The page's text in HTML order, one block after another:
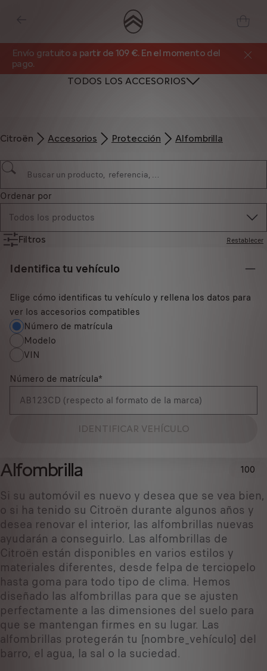
Envío gratuito a partir de 109 €. En el momento del
pago.
TODOS LOS ACCESORIOS
Citroën Accesorios Protección Alfombrilla
Ordenar por
Todos los productos
Filtros Restablecer
Identifica tu vehículo
Elige cómo identificas tu vehículo y rellena los datos para
ver los accesorios compatibles
Número de matrícula
Modelo
VIN
Número de matrícula*
IDENTIFICAR VEHÍCULO
Alfombrilla 100
Si su automóvil es nuevo y desea que se vea bien,
o si ha tenido su Citroën durante algunos años y
desea renovar el interior, las alfombrillas nuevas
ayudarán a conseguirlo. Las alfombrillas de
Citroën están disponibles en varios estilos y
materiales diferentes, desde felpa de terciopelo
hasta goma para todo tipo de clima. Hemos
diseñado las alfombrillas para que se ajusten
perfectamente a las dimensiones del suelo para
que se mantengan firmes en su lugar. Las
alfombrillas protegerán tu [nombre_vehículo] del
barro, el agua, la sal o la suciedad.